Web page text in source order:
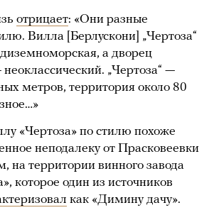
отрицает: «Они разные
Вилла [Берлускони] „Чертоза“
а дворец
„Чертоза“ —
метров, территория около 80
«Чертоза» по стилю похоже
неподалеку от Прасковеевки
на территории винного завода
которое один из источников
как «Димину дачу».